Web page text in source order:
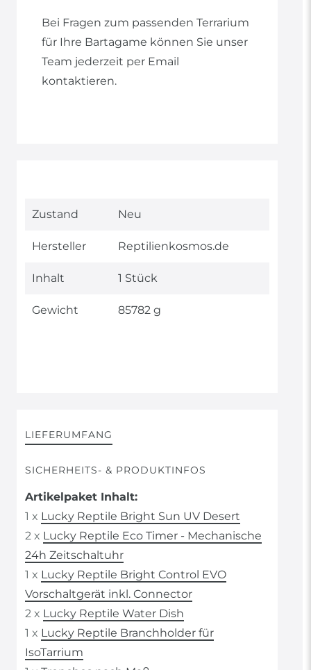
Bei Fragen zum passenden Terrarium
für Ihre Bartagame können Sie unser
Team jederzeit per Email
kontaktieren.
Technisches
Wert
Zustand Neu
Hersteller Reptilienkosmos.de
Inhalt 1 Stück
Gewicht 85782 g
LIEFERUMFANG
SICHERHEITS- & PRODUKTINFOS
Artikelpaket Inhalt:
1 x Lucky Reptile Bright Sun UV Desert
2 x Lucky Reptile Eco Timer - Mechanische
24h Zeitschaltuhr
1 x Lucky Reptile Bright Control EVO
Vorschaltgerät inkl. Connector
2 x Lucky Reptile Water Dish
1 x Lucky Reptile Branchholder für
IsoTarrium